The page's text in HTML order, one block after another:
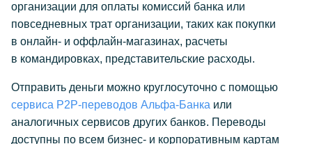
организации для оплаты комиссий банка или
повседневных трат организации, таких как покупки
в онлайн- и оффлайн-магазинах, расчеты
в командировках, представительские расходы.
Отправить деньги можно круглосуточно с помощью
сервиса P2P-переводов Альфа-Банка или
аналогичных сервисов других банков. Переводы
доступны по всем бизнес- и корпоративным картам